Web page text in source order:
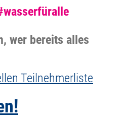
wer bereits alles
Teilnehmerliste